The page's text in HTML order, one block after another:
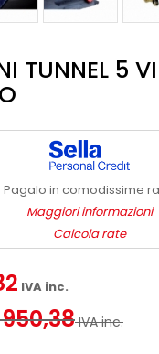
TUNNEL 5
Pagalo in comodissime
Maggiori informazioni
Calcola rate
IVA inc.
IVA inc.